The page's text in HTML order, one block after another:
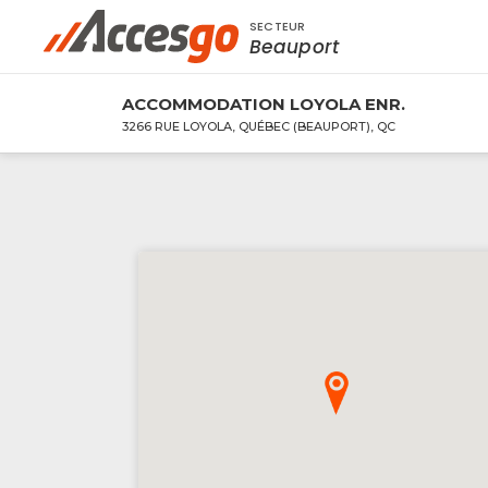
Rechercher à proximité - Entreprise /
SECTEUR
Beauport
ACCOMMODATION LOYOLA ENR.
3266 RUE LOYOLA, QUÉBEC (BEAUPORT), QC